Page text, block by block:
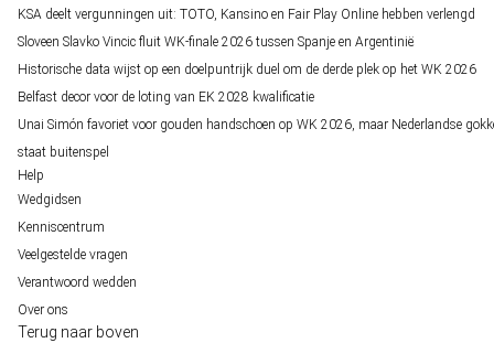
KSA deelt vergunningen uit: TOTO, Kansino en Fair Play Online hebben verlengd
Sloveen Slavko Vincic fluit WK-finale 2026 tussen Spanje en Argentinië
Historische data wijst op een doelpuntrijk duel om de derde plek op het WK 2026
Belfast decor voor de loting van EK 2028 kwalificatie
Unai Simón favoriet voor gouden handschoen op WK 2026, maar Nederlandse
staat buitenspel
Help
Wedgidsen
Kenniscentrum
Veelgestelde vragen
Verantwoord wedden
Over ons
Terug naar boven